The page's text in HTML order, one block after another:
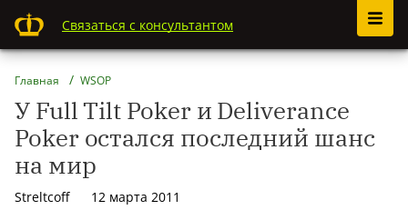
Связаться с консультантом
Главная WSOP
У Full Tilt Poker и Deliverance
Poker остался последний шанс
на мир
Streltcoff
12 марта 2011